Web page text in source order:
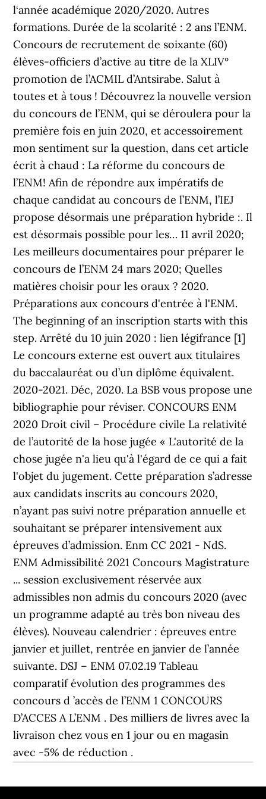
l‘année académique 2020/2020. Autres
formations. Durée de la scolarité : 2 ans l’ENM.
Concours de recrutement de soixante (60)
élèves-officiers d’active au titre de la XLIV°
promotion de l’ACMIL d’Antsirabe. Salut à
toutes et à tous ! Découvrez la nouvelle version
du concours de l’ENM, qui se déroulera pour la
première fois en juin 2020, et accessoirement
mon sentiment sur la question, dans cet article
écrit à chaud : La réforme du concours de
l’ENM! Afin de répondre aux impératifs de
chaque candidat au concours de l’ENM, l’IEJ
propose désormais une préparation hybride :. Il
est désormais possible pour les… 11 avril 2020;
Les meilleurs documentaires pour préparer le
concours de l’ENM 24 mars 2020; Quelles
matières choisir pour les oraux ? 2020.
Préparations aux concours d'entrée à l'ENM.
The beginning of an inscription starts with this
step. Arrêté du 10 juin 2020 : lien légifrance [1]
Le concours externe est ouvert aux titulaires
du baccalauréat ou d’un diplôme équivalent.
2020-2021. Déc, 2020. La BSB vous propose une
bibliographie pour réviser. CONCOURS ENM
2020 Droit civil – Procédure civile La relativité
de l’autorité de la hose jugée « L'autorité de la
chose jugée n'a lieu qu'à l'égard de ce qui a fait
l'objet du jugement. Cette préparation s’adresse
aux candidats inscrits au concours 2020,
n’ayant pas suivi notre préparation annuelle et
souhaitant se préparer intensivement aux
épreuves d’admission. Enm CC 2021 - NdS.
ENM Admissibilité 2021 Concours Magistrature
... session exclusivement réservée aux
admissibles non admis du concours 2020 (avec
un programme adapté au très bon niveau des
élèves). Nouveau calendrier : épreuves entre
janvier et juillet, rentrée en janvier de l’année
suivante. DSJ – ENM 07.02.19 Tableau
comparatif évolution des programmes des
concours d ’accès de l’ENM 1 CONCOURS
D’ACCES A L’ENM . Des milliers de livres avec la
livraison chez vous en 1 jour ou en magasin
avec -5% de réduction .